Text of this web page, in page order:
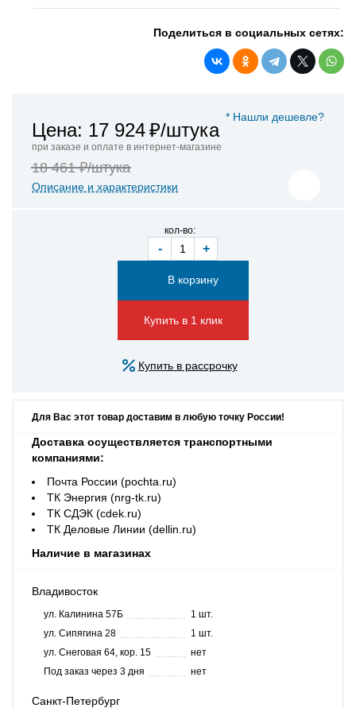
Поделиться в социальных сетях:
* Нашли дешевле?
Цена: 17 924₽/штука
при заказе и оплате в интернет-магазине
18 461 ₽/штука
Описание и характеристики
кол-во:
- +
Купить в 1 клик
Купить в рассрочку
Для Вас этот товар доставим в любую точку России!
Доставка осуществляется транспортными
компаниями:
Почта России (pochta.ru)
ТК Энергия (nrg-tk.ru)
ТК СДЭК (cdek.ru)
ТК Деловые Линии (dellin.ru)
Наличие в магазинах
Владивосток
ул. Калинина 57Б
1 шт.
ул. Сипягина 28
1 шт.
ул. Снеговая 64, кор. 15
нет
Под заказ через 3 дня
нет
Санкт-Петербург